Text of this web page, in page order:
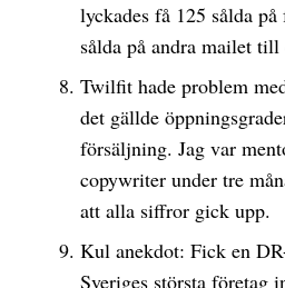
lyckades få 125 sålda
sålda på andra mailet
Twilfit hade problem
det gällde
försäljning. Jag var
copywriter under tre
att alla siffror gick upp.
Kul anekdot: Fick en
Sveriges största företag